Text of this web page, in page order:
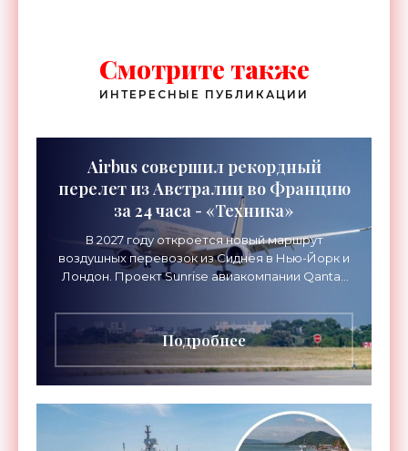
Смотрите также
ИНТЕРЕСНЫЕ ПУБЛИКАЦИИ
Airbus совершил рекордный
перелет из Австралии во Францию
за 24 часа - «Техника»
В 2027 году откроется новый маршрут
воздушных перевозок из Сиднея в Нью-Йорк и
Лондон. Проект Sunrise авиакомпании Qantas
длительностью до 24
Подробнее